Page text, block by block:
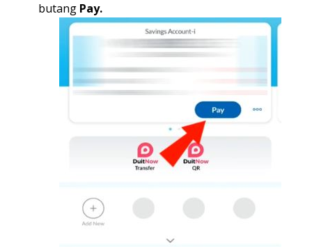
butang Pay.